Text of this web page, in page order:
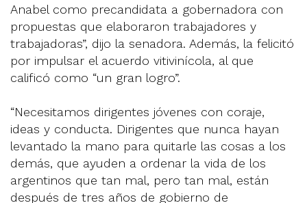
Anabel como precandidata a gobernadora con
propuestas que elaboraron trabajadores y
trabajadoras”, dijo la senadora. Además, la felicitó
por impulsar el acuerdo vitivinícola, al que
calificó como “un gran logro”.
“Necesitamos dirigentes jóvenes con coraje,
ideas y conducta. Dirigentes que nunca hayan
levantado la mano para quitarle las cosas a los
demás, que ayuden a ordenar la vida de los
argentinos que tan mal, pero tan mal, están
después de tres años de gobierno de